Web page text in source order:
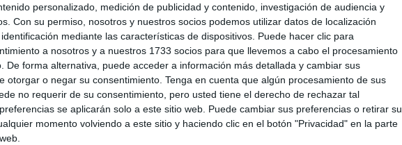
personalizado, medición de publicidad y contenido, investigación de audiencia y
Con su permiso, nosotros y nuestros socios podemos utilizar datos de localización
mediante las características de dispositivos. Puede hacer clic para
a nosotros y a nuestros 1733 socios para que llevemos a cabo el procesamiento
De forma alternativa, puede acceder a información más detallada y cambiar sus
otorgar o negar su consentimiento. Tenga en cuenta que algún procesamiento de sus
no requerir de su consentimiento, pero usted tiene el derecho de rechazar tal
se aplicarán solo a este sitio web. Puede cambiar sus preferencias o retirar su
momento volviendo a este sitio y haciendo clic en el botón "Privacidad" en la parte
ceutíes como son los balones, los libros, los
casa, tal y como nos han ido contando los pequeños.
por ver las caras de alegría de sus hijos y, aunque la
algo” de Papá Noel, tal y como expresó un padre.